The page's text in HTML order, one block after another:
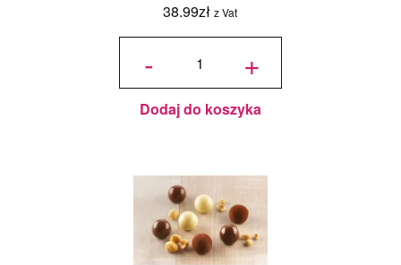
38.99zł z Vat
-
ilość
silikonowa
tabliczka
czekolady
CLASSIC
CHOCO
Silikomart
+
Dodaj do koszyka